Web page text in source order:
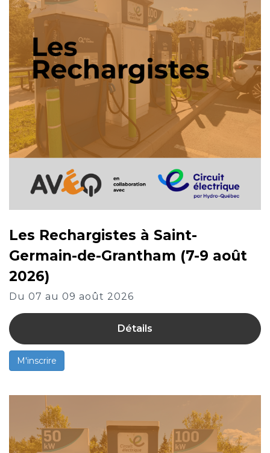
Les Rechargistes à Saint-
Germain-de-Grantham (7-9 août
2026)
Du 07 au 09 août 2026
Détails
M'inscrire